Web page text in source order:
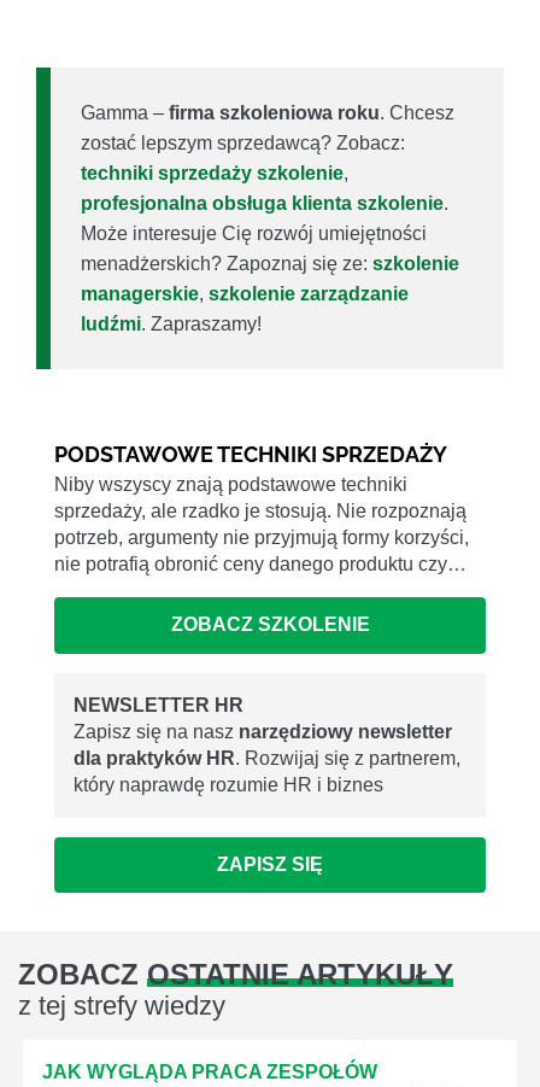
Gamma – firma szkoleniowa roku. Chcesz
zostać lepszym sprzedawcą? Zobacz:
techniki sprzedaży szkolenie,
profesjonalna obsługa klienta szkolenie.
Może interesuje Cię rozwój umiejętności
menadżerskich? Zapoznaj się ze: szkolenie
managerskie, szkolenie zarządzanie
ludźmi. Zapraszamy!
PODSTAWOWE TECHNIKI SPRZEDAŻY
Niby wszyscy znają podstawowe techniki
sprzedaży, ale rzadko je stosują. Nie rozpoznają
potrzeb, argumenty nie przyjmują formy korzyści,
nie potrafią obronić ceny danego produktu czy…
ZOBACZ SZKOLENIE
NEWSLETTER HR
Zapisz się na nasz narzędziowy newsletter
dla praktyków HR. Rozwijaj się z partnerem,
który naprawdę rozumie HR i biznes
ZAPISZ SIĘ
ZOBACZ OSTATNIE ARTYKUŁY
z tej strefy wiedzy
JAK WYGLĄDA PRACA ZESPOŁÓW